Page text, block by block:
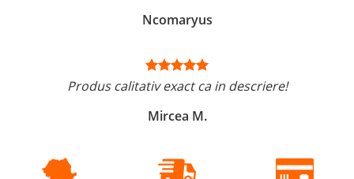
Ncomaryus
Produs calitativ exact ca in descriere!
Mircea M.